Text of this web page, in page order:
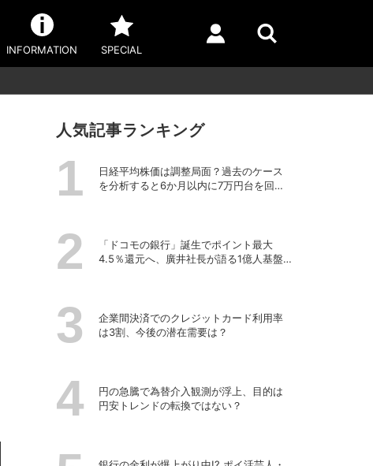
INFORMATION SPECIAL
人気記事ランキング
日経平均株価は調整局面？過去のケース
を分析すると6か月以内に7万円台を回復
「ドコモの銀行」誕生でポイント最大
4.5％還元へ、廣井社長が語る1億人基盤
企業間決済でのクレジットカード利用率
は3割、今後の潜在需要は？
円の急騰で為替介入観測が浮上、目的は
円安トレンドの転換ではない？